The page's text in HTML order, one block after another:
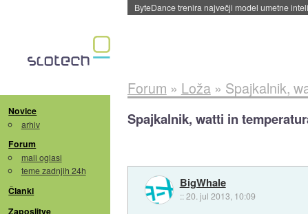
Spletne strani začele streči oglase za agente
Novice
arhiv
Forum
mali oglasi
teme zadnjih 24h
Članki
Zaposlitve
Forum » Loža» Spajkalnik,
Spajkalnik, watti in
BigWhale
::20. jul 2013, 10:09